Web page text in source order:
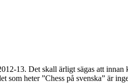
13. Det skall ärligt sägas att
som heter ”Chess på svenska” är